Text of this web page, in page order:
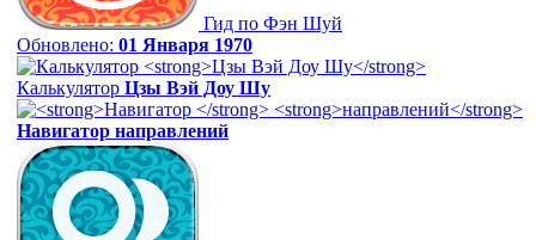
Гид по Фэн Шуй
Обновлено: 01 Января 1970
Калькулятор Цзы Вэй Доу Шу
Навигатор направлений